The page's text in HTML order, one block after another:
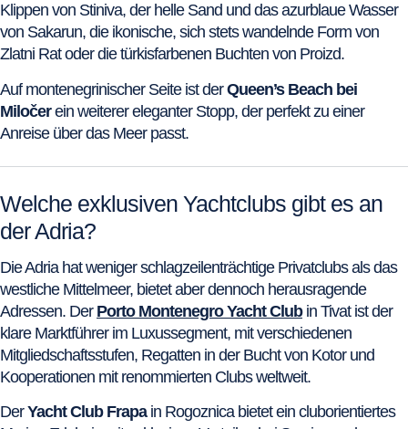
Klippen von Stiniva, der helle Sand und das azurblaue Wasser
von Sakarun, die ikonische, sich stets wandelnde Form von
Zlatni Rat oder die türkisfarbenen Buchten von Proizd.
Auf montenegrinischer Seite ist derQueen’s Beach bei
Miločerein weiterer eleganter Stopp, der perfekt zu einer
Anreise über das Meer passt.
Welche exklusiven Yachtclubs gibt es an
der Adria?
Die Adria hat weniger schlagzeilenträchtige Privatclubs als das
westliche Mittelmeer, bietet aber dennoch herausragende
Adressen. Der Porto Montenegro Yacht Clubin Tivat ist der
klare Marktführer im Luxussegment, mit verschiedenen
Mitgliedschaftsstufen, Regatten in der Bucht von Kotor und
Kooperationen mit renommierten Clubs weltweit.
DerYacht Club Frapain Rogoznica bietet ein cluborientiertes